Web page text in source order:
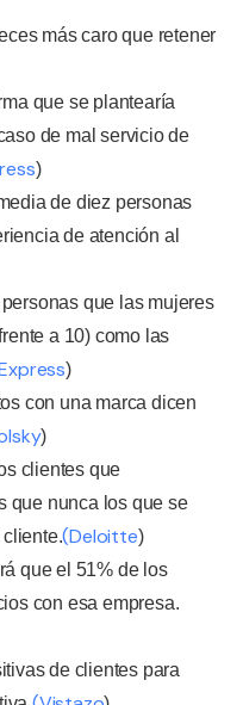
más caro que retener
que se plantearía
de mal servicio de
)
de diez personas
de atención al
que las mujeres
a 10) como las
)
con una marca dicen
)
clientes que
que nunca los que se
(Deloitte)
que el 51% de los
con esa empresa.
de clientes para